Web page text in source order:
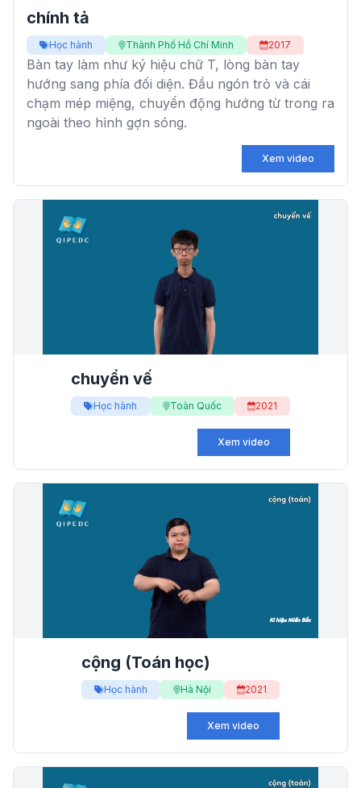
chính tả
Học hành Thành Phố Hồ Chí Minh 2017
Bàn tay làm như ký hiệu chữ T, lòng bàn tay
hướng sang phía đối diện. Đầu ngón trỏ và cái
chạm mép miệng, chuyển động hướng từ trong ra
ngoài theo hình gợn sóng.
Xem video
chuyển vế
Học hành Toàn Quốc 2021
Xem video
cộng (Toán học)
Học hành Hà Nội 2021
Xem video